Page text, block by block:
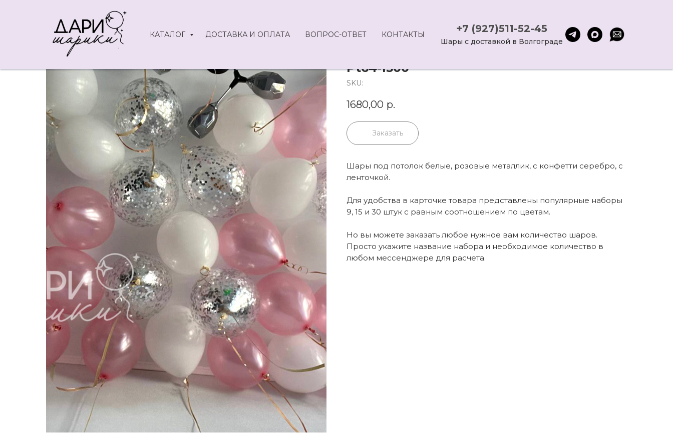
КАТАЛОГ ДОСТАВКА И ОПЛАТА ВОПРОС-ОТВЕТ КОНТАКТЫ +7 (927)511-52-45
Шары с доставкой в Волгограде
Pt64-1500
SKU:
1680,00 р.
Заказать
Шары под потолок белые, розовые металлик, с конфетти серебро, с
ленточкой.
Для удобства в карточке товара представлены популярные наборы
9, 15 и 30 штук с равным соотношением по цветам.
Но вы можете заказать любое нужное вам количество шаров.
Просто укажите название набора и необходимое количество в
любом мессенджере для расчета.